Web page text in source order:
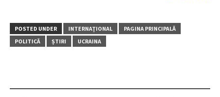
POSTED UNDER INTERNAŢIONAL
PAGINA PRINCIPALĂ
POLITICĂ
ȘTIRI UCRAINA